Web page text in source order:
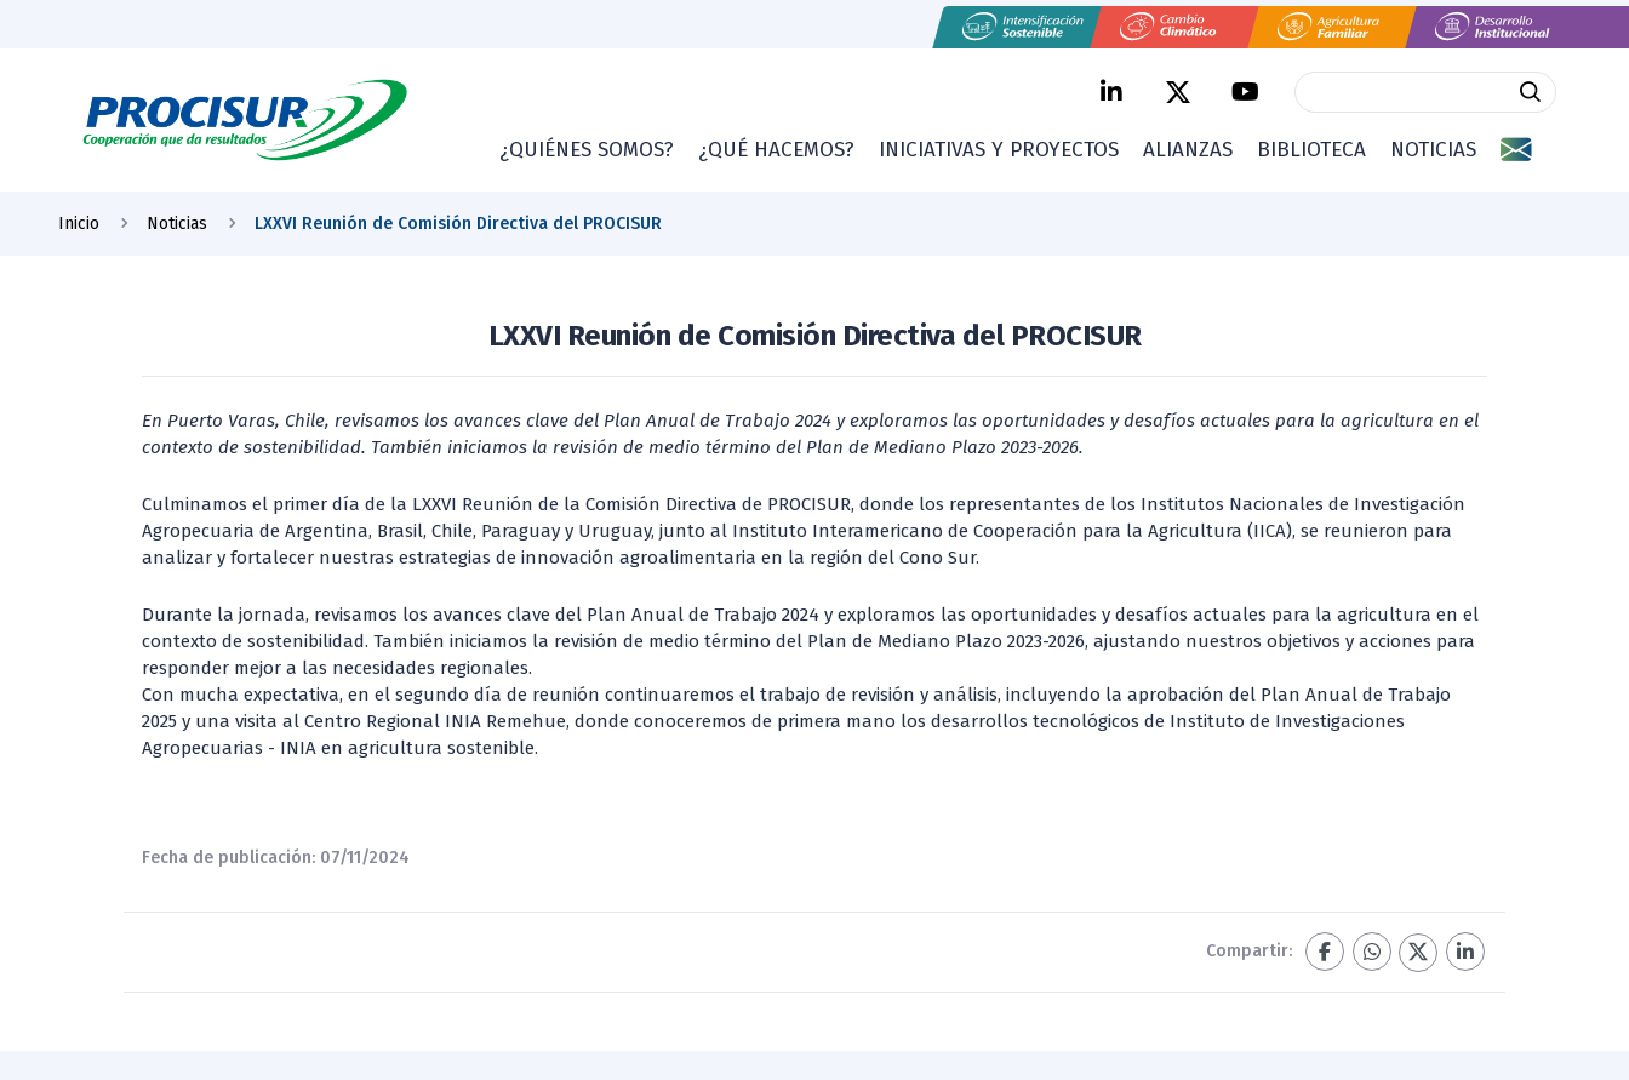
¿QUIÉNES SOMOS? ¿QUÉ HACEMOS? INICIATIVAS Y PROYECTOS ALIANZAS BIBLIOTECA NOTICIAS
Inicio Noticias LXXVI Reunión de Comisión Directiva del PROCISUR
LXXVI Reunión de Comisión Directiva del PROCISUR
En Puerto Varas, Chile, revisamos los avances clave del Plan Anual de Trabajo 2024 y exploramos las oportunidades y desafíos actuales para la agricultura en el
contexto de sostenibilidad. También iniciamos la revisión de medio término del Plan de Mediano Plazo 2023-2026.
Culminamos el primer día de la LXXVI Reunión de la Comisión Directiva de PROCISUR, donde los representantes de los Institutos Nacionales de Investigación
Agropecuaria de Argentina, Brasil, Chile, Paraguay y Uruguay, junto al Instituto Interamericano de Cooperación para la Agricultura (IICA), se reunieron para
analizar y fortalecer nuestras estrategias de innovación agroalimentaria en la región del Cono Sur.
Durante la jornada, revisamos los avances clave del Plan Anual de Trabajo 2024 y exploramos las oportunidades y desafíos actuales para la agricultura en el
contexto de sostenibilidad. También iniciamos la revisión de medio término del Plan de Mediano Plazo 2023-2026, ajustando nuestros objetivos y acciones para
responder mejor a las necesidades regionales.
Con mucha expectativa, en el segundo día de reunión continuaremos el trabajo de revisión y análisis, incluyendo la aprobación del Plan Anual de Trabajo
2025 y una visita al Centro Regional INIA Remehue, donde conoceremos de primera mano los desarrollos tecnológicos de Instituto de Investigaciones
Agropecuarias - INIA en agricultura sostenible.
Fecha de publicación: 07/11/2024
Compartir: